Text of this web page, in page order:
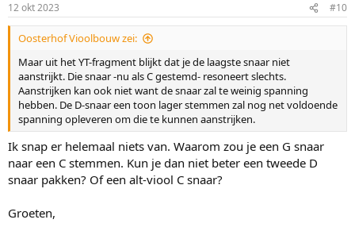
n
g
e
12 okt 2023 #10
Oosterhof Vioolbouw zei:
Maar uit het YT-fragment blijkt dat je de laagste snaar niet
aanstrijkt. Die snaar -nu als C gestemd- resoneert slechts.
Aanstrijken kan ook niet want de snaar zal te weinig spanning
hebben. De D-snaar een toon lager stemmen zal nog net voldoende
spanning opleveren om die te kunnen aanstrijken.
Ik snap er helemaal niets van. Waarom zou je een G snaar
naar een C stemmen. Kun je dan niet beter een tweede D
snaar pakken? Of een alt-viool C snaar?
Groeten,